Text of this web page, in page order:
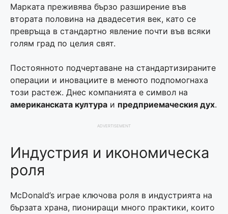
Марката преживява бързо разширение във
втората половина на двадесетия век, като се
превръща в стандартно явление почти във всяки
голям град по целия свят.
Постоянното подчертаване на стандартизираните
операции и иновациите в менюто подпомогнаха
този растеж. Днес компанията е символ на
американската култура и предприемаческия дух.
ADVERTISEMENT
Индустрия и икономическа
роля
McDonald’s играе ключова роля в индустрията на
бързата храна, пиониращи много практики, които